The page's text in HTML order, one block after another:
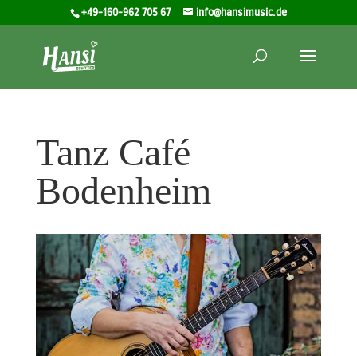
+49-160-962 705 67 info@hansimusic.de
Tanz Café
Bodenheim